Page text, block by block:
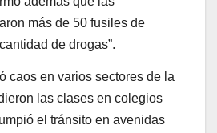
más de 50 fusiles de
de drogas”.
caos en varios sectores de la
las clases en colegios
el tránsito en avenidas